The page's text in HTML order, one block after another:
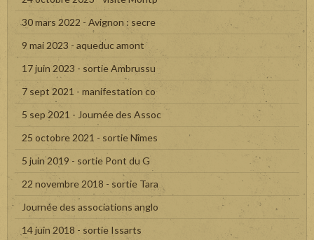
30 mars 2022 - Avignon : secre
9 mai 2023 - aqueduc amont
17 juin 2023 - sortie Ambrussu
7 sept 2021 - manifestation co
5 sep 2021 - Journée des Assoc
25 octobre 2021 - sortie Nîmes
5 juin 2019 - sortie Pont du G
22 novembre 2018 - sortie Tara
Journée des associations anglo
14 juin 2018 - sortie Issarts